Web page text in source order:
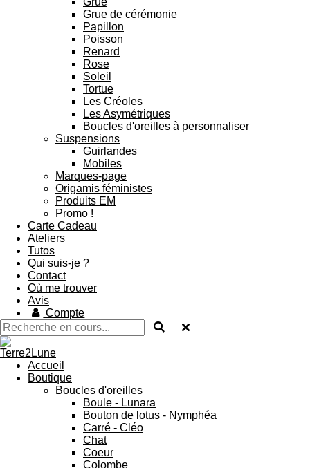
Grue de cérémonie
Papillon
Poisson
Renard
Rose
Soleil
Tortue
Les Créoles
Les Asymétriques
Boucles d'oreilles à personnaliser
Suspensions
Guirlandes
Mobiles
Marques-page
Origamis féministes
Produits EM
Promo !
Carte Cadeau
Ateliers
Tutos
Qui suis-je ?
Contact
Où me trouver
Avis
Compte
Accueil
Boutique
Boucles d'oreilles
Boule - Lunara
Bouton de lotus - Nymphéa
Carré - Cléo
Chat
Coeur
Colombe